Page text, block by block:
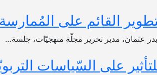
القائم على المُمارسة
عثمان، مدير تحرير مجلّة منهجيّات، جلسة…
على السّياسات التربويّة 11/2/